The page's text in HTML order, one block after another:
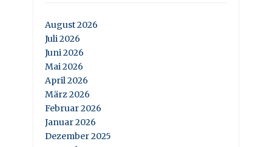
August 2026
Juli 2026
Juni 2026
Mai 2026
April 2026
März 2026
Februar 2026
Januar 2026
Dezember 2025